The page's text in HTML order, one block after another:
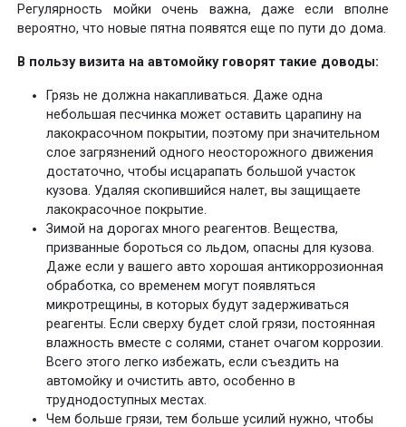
Регулярность мойки очень важна, даже если вполне
вероятно, что новые пятна появятся еще по пути до дома.
В пользу визита на автомойку говорят такие доводы:
Грязь не должна накапливаться. Даже одна
небольшая песчинка может оставить царапину на
лакокрасочном покрытии, поэтому при значительном
слое загрязнений одного неосторожного движения
достаточно, чтобы исцарапать большой участок
кузова. Удаляя скопившийся налет, вы защищаете
лакокрасочное покрытие.
Зимой на дорогах много реагентов. Вещества,
призванные бороться со льдом, опасны для кузова.
Даже если у вашего авто хорошая антикоррозионная
обработка, со временем могут появляться
микротрещины, в которых будут задерживаться
реагенты. Если сверху будет слой грязи, постоянная
влажность вместе с солями, станет очагом коррозии.
Всего этого легко избежать, если съездить на
автомойку и очистить авто, особенно в
труднодоступных местах.
Чем больше грязи, тем больше усилий нужно, чтобы